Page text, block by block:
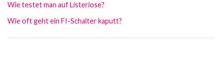
Wie testet man auf Listeriose?
Wie oft geht ein FI-Schalter kaputt?